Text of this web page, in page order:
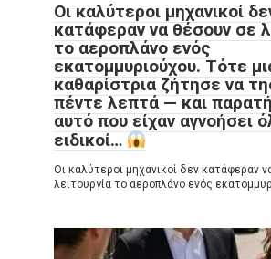
Οι καλύτεροι μηχανικοί
κατάφεραν να θέσουν σε
το αεροπλάνο ενός
εκατομμυριούχου. Τότε
καθαρίστρια ζήτησε να
πέντε λεπτά — και
αυτό που είχαν αγνοήσει
ειδικοί…
Οι καλύτεροι μηχανικοί δεν κατάφεραν
λειτουργία το αεροπλάνο ενός